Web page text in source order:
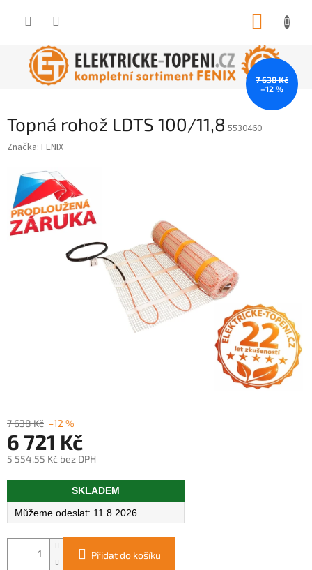
Topná rohož LDTS 100/11,8 5530460
Značka: FENIX
7 638 Kč
–12 %
7 638 Kč –12 %
6 721 Kč
5 554,55 Kč bez DPH
Měrná
SKLADEM
11.8.2026
Přidat do košíku